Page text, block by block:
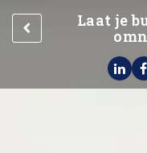
Laat je